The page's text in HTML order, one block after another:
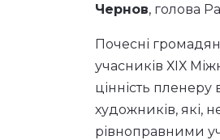
Чернов, голова
Почесні
учасників ХІХ
цінність
художників, які,
рівноправними